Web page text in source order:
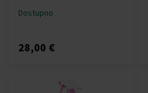
Dostupno
28,00 €